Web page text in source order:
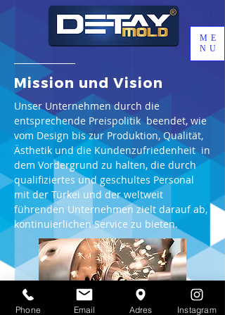
ME
NU
Mission und Vision
Unser Unternehmen durch die
entsprechende Preispolitik beendet, wie
vom Design bis zur Produktion, Qualität,
Ästhetik und die Kundenzufriedenheit in
dem Vordergrund zu halten, die durch
qualifiziertes und geschultes Personal
mit der Türkei und der weltweit
führenden Unternehmen zielt darauf ab,
kontinuierlichen Service zu bieten.
Phone Email Adres Instagram